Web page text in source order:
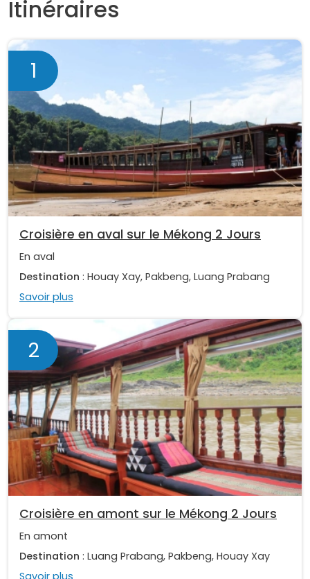
Itinéraires
1
Croisière en aval sur le Mékong 2 Jours
En aval
Destination : Houay Xay, Pakbeng, Luang Prabang
Savoir plus
2
Croisière en amont sur le Mékong 2 Jours
En amont
Destination : Luang Prabang, Pakbeng, Houay Xay
Savoir plus